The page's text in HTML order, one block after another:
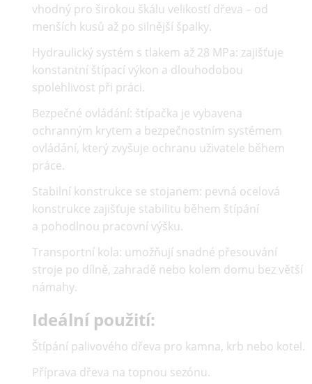
vhodný pro širokou škálu velikostí dřeva – od
menších kusů až po silnější špalky.
Hydraulický systém s tlakem až 28 MPa: zajišťuje
konstantní štípací výkon a dlouhodobou
spolehlivost při práci.
Bezpečné ovládání: štípačka je vybavena
ochranným krytem a bezpečnostním systémem
ovládání, který zvyšuje ochranu uživatele během
práce.
Stabilní konstrukce se stojanem: pevná ocelová
konstrukce zajišťuje stabilitu během štípání
a pohodlnou pracovní výšku.
Transportní kola: umožňují snadné přesouvání
stroje po dílně, zahradě nebo kolem domu bez větší
námahy.
Ideální použití:
Štípání palivového dřeva pro kamna, krb nebo kotel.
Příprava dřeva na topnou sezónu.